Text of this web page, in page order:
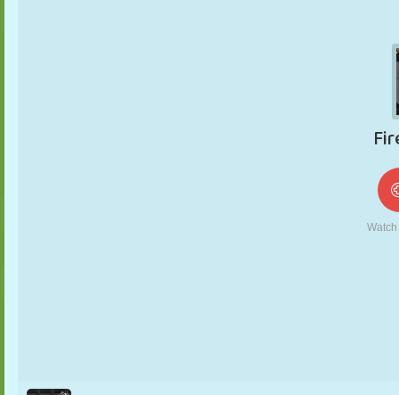
ROBOT